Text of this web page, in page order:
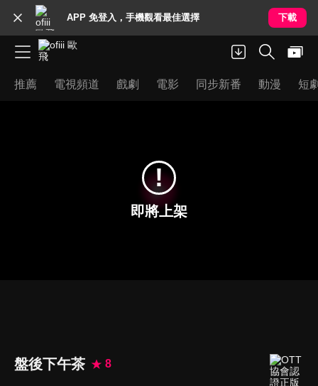
APP 免登入，手機觀看最佳選擇 下載
推薦 電視頻道 戲劇 電影 同步新番 動漫 短
!
即將上架
盤後下午茶 8